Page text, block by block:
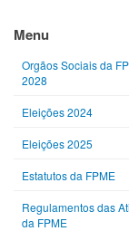
Menu
Orgãos Sociais da
2028
Eleições 2024
Eleições 2025
Estatutos da FPME
Regulamentos das
da FPME